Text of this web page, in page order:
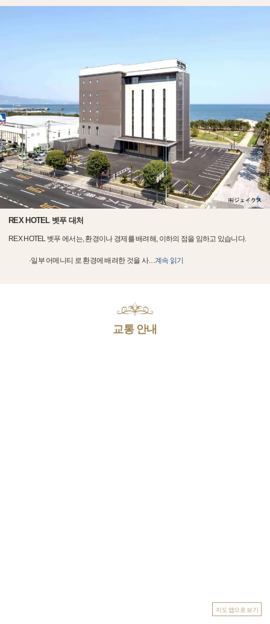
REX HOTEL 벳푸 대처
REX HOTEL 벳푸 에서는, 환경이나 경제를 배려해, 이하의 점을 임하고 있습니다.
·일부 어메니티 로 환경에 배려한 것을 사…계속 읽기
교통 안내
지도 앱으로 보기